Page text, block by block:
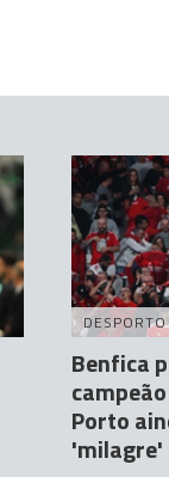
DESPORTO
Benfica
Porto
'milagre'